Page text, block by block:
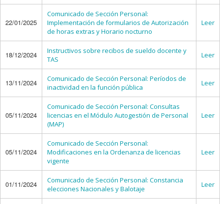
22/01/2025
Comunicado de Sección Personal:
Implementación de formularios de Autorización
de horas extras y Horario nocturno
Leer
18/12/2024
Instructivos sobre recibos de sueldo docente y
TAS
Leer
13/11/2024
Comunicado de Sección Personal: Períodos de
inactividad en la función pública
Leer
05/11/2024
Comunicado de Sección Personal: Consultas
licencias en el Módulo Autogestión de Personal
(MAP)
Leer
05/11/2024
Comunicado de Sección Personal:
Modificaciones en la Ordenanza de licencias
vigente
Leer
01/11/2024
Comunicado de Sección Personal: Constancia
elecciones Nacionales y Balotaje
Leer